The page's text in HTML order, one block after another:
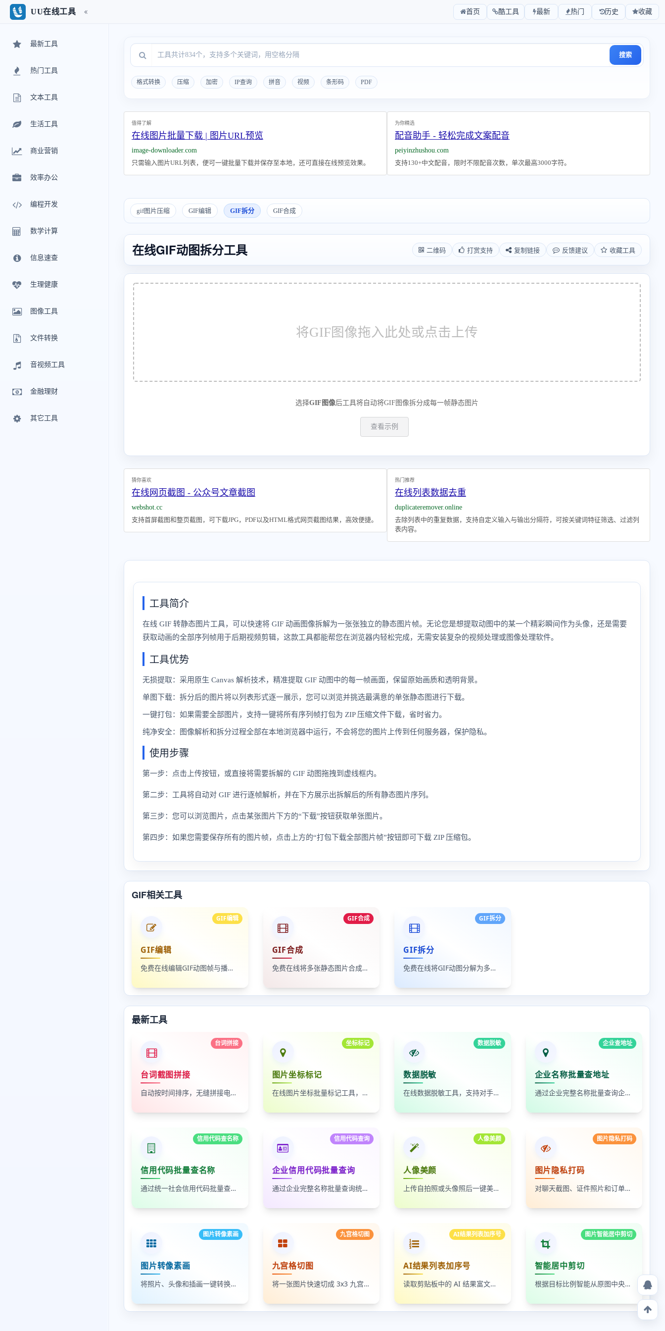
最新工具
热门工具
文本工具
生活工具
商业营销
效率办公
编程开发
数学计算
信息速查
生理健康
图像工具
文件转换
音视频工具
金融理财
其它工具
UU在线工具 首页 酷工具 最新 热门 历史 收藏
搜索
格式转换 压缩 加密 IP查询 拼音 视频 条形码 PDF
值得了解
在线图片批量下载 | 图片URL预览
image-downloader.com
只需输入图片URL列表，便可一键批量下载并保存至本地，还可直接在线预览效果。
为你精选
配音助手 - 轻松完成文案配音
peiyinzhushou.com
支持130+中文配音，限时不限配音次数，单次最高3000字符。
gif图片压缩 GIF编辑 GIF拆分 GIF合成
在线GIF动图拆分工具 二维码 打赏支持 复制链接 反馈建议 收藏工具
将GIF图像拖入此处或点击上传
选择GIF图像后工具将自动将GIF图像拆分成每一帧静态图片
查看示例
猜你喜欢
在线网页截图 - 公众号文章截图
webshot.cc
支持首屏截图和整页截图，可下载JPG，PDF以及HTML格式网页截图结果，高效便捷。
热门推荐
在线列表数据去重
duplicateremover.online
去除列表中的重复数据，支持自定义输入与输出分隔符，可按关键词特征筛选、过滤列
表内容。
工具简介
在线 GIF 转静态图片工具，可以快速将 GIF 动画图像拆解为一张张独立的静态图片帧。无论您是想提取动图中的某一个精彩瞬间作为头像，还是需要
获取动画的全部序列帧用于后期视频剪辑，这款工具都能帮您在浏览器内轻松完成，无需安装复杂的视频处理或图像处理软件。
工具优势
无损提取：采用原生 Canvas 解析技术，精准提取 GIF 动图中的每一帧画面，保留原始画质和透明背景。
单图下载：拆分后的图片将以列表形式逐一展示，您可以浏览并挑选最满意的单张静态图进行下载。
一键打包：如果需要全部图片，支持一键将所有序列帧打包为 ZIP 压缩文件下载，省时省力。
纯净安全：图像解析和拆分过程全部在本地浏览器中运行，不会将您的图片上传到任何服务器，保护隐私。
使用步骤
第一步：点击上传按钮，或直接将需要拆解的 GIF 动图拖拽到虚线框内。
第二步：工具将自动对 GIF 进行逐帧解析，并在下方展示出拆解后的所有静态图片序列。
第三步：您可以浏览图片，点击某张图片下方的“下载”按钮获取单张图片。
第四步：如果您需要保存所有的图片帧，点击上方的“打包下载全部图片帧”按钮即可下载 ZIP 压缩包。
GIF相关工具
GIF编辑
GIF编辑
免费在线编辑GIF动图帧与播放顺序。
GIF合成
GIF合成
免费在线将多张静态图片合成GIF动图。
GIF拆分
GIF拆分
免费在线将GIF动图分解为多张静态图片。
最新工具
台词拼接
台词截图拼接
自动按时间排序，无缝拼接电影台词截图
坐标标记
图片坐标标记
在线图片坐标批量标记工具，支持自定义红点、颜色、大小及序号
数据脱敏
数据脱敏
在线数据脱敏工具，支持对手机号、身份证号、姓名、邮箱等敏感数据进行批量脱敏处理，保护隐私安全
企业查地址
企业名称批量查地址
通过企业完整名称批量查询企业地址，支持查看默认地址、年报地址和注册地址，适合企业资料整理和工商信息核对
信用代码查名称
信用代码批量查名称
通过统一社会信用代码批量查询企业名称，适合企业名单核验、客户资料整理和工商信息补全
信用代码查询
企业信用代码批量查询
通过企业完整名称批量查询统一社会信用代码，适合企业资料整理、名单核验和工商信息匹配
人像美颜
人像美颜
上传自拍照或头像照后一键美颜，支持人像磨皮、提亮和美颜强度调节，适合人物照片快速优化
图片隐私打码
图片隐私打码
对聊天截图、证件照片和订单页面中的敏感内容进行局部打码，支持多次框选和重复处理
图片转像素画
图片转像素画
将照片、头像和插画一键转换成像素画风格图片，支持调节像素颗粒度、输出倍率和导出格式
九宫格切图
九宫格切图
将一张图片快速切成 3x3 九宫格小图，支持单张下载和 ZIP 打包下载
AI结果列表加序号
AI结果列表加序号
读取剪贴板中的 AI 结果富文本列表，为 ul、ol 等列表自动补 1-N 序号，支持富文本和纯文本输出
图片智能居中剪切
智能居中剪切
根据目标比例智能从原图中央裁出最大可用区域，适合封面图、缩略图和平台尺寸适配